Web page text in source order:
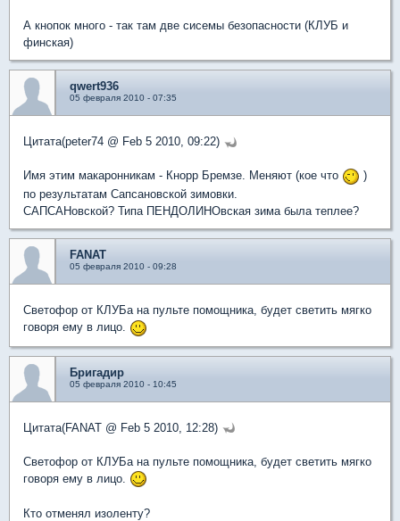
А кнопок много - так там две сисемы безопасности (КЛУБ и
финская)
qwert936
05 февраля 2010 - 07:35
Цитата(peter74 @ Feb 5 2010, 09:22)
Имя этим макаронникам - Кнорр Бремзе. Меняют (кое что
)
по результатам Сапсановской зимовки.
САПСАНовской? Типа ПЕНДОЛИНОвская зима была теплее?
FANAT
05 февраля 2010 - 09:28
Светофор от КЛУБа на пульте помощника, будет светить мягко
говоря ему в лицо.
Бригадир
05 февраля 2010 - 10:45
Цитата(FANAT @ Feb 5 2010, 12:28)
Светофор от КЛУБа на пульте помощника, будет светить мягко
говоря ему в лицо.
Кто отменял изоленту?